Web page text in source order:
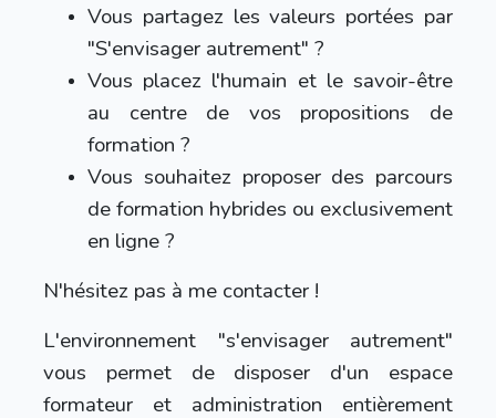
Vous partagez les valeurs portées par
"S'envisager autrement" ?
Vous placez l'humain et le savoir-être
au centre de vos propositions de
formation ?
Vous souhaitez proposer des parcours
de formation hybrides ou exclusivement
en ligne ?
N'hésitez pas à me contacter !
L'environnement "s'envisager autrement"
vous permet de disposer d'un espace
formateur et administration entièrement